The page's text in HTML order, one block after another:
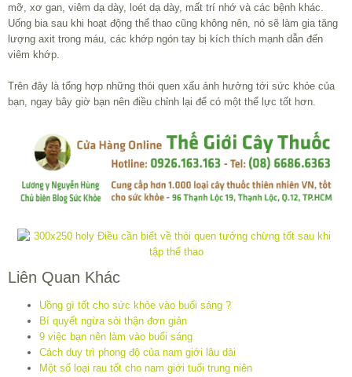
mỡ, xơ gan, viêm dạ dày, loét dạ dày, mất trí nhớ và các bệnh khác.
Uống bia sau khi hoạt động thể thao cũng không nên, nó sẽ làm gia tăng
lượng axit trong máu, các khớp ngón tay bị kích thích mạnh dẫn đến
viêm khớp.
Trên đây là tổng hợp những thói quen xấu ảnh hưởng tới sức khỏe của
bạn, ngay bây giờ bạn nên điều chỉnh lại để có một thể lực tốt hơn.
Liên Quan Khác
Uồng gì tốt cho sức khỏe vào buổi sáng ?
Bí quyết ngừa sỏi thận đơn giản
9 việc bạn nên làm vào buổi sáng
Cách duy trì phong độ của nam giới lâu dài
Một số loại rau tốt cho nam giới tuổi trung niên